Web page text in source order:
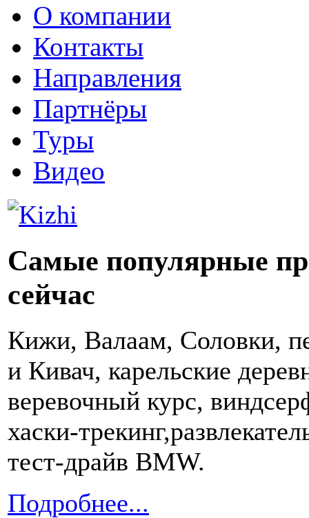
О компании
Контакты
Направления
Партнёры
Туры
Видео
Самые популярные
сейчас
Кижи, Валаам, Соловки,
и Кивач, карельские
веревочный курс,
хаски-
тест-драйв BMW.
Подробнее...